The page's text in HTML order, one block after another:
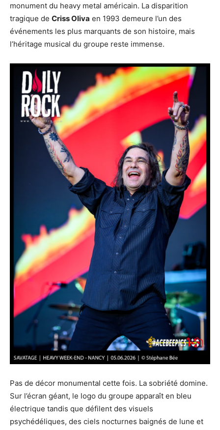
monument du heavy metal américain. La disparition
tragique de Criss Oliva en 1993 demeure l’un des
événements les plus marquants de son histoire, mais
l’héritage musical du groupe reste immense.
Pas de décor monumental cette fois. La sobriété domine.
Sur l’écran géant, le logo du groupe apparaît en bleu
électrique tandis que défilent des visuels
psychédéliques, des ciels nocturnes baignés de lune et